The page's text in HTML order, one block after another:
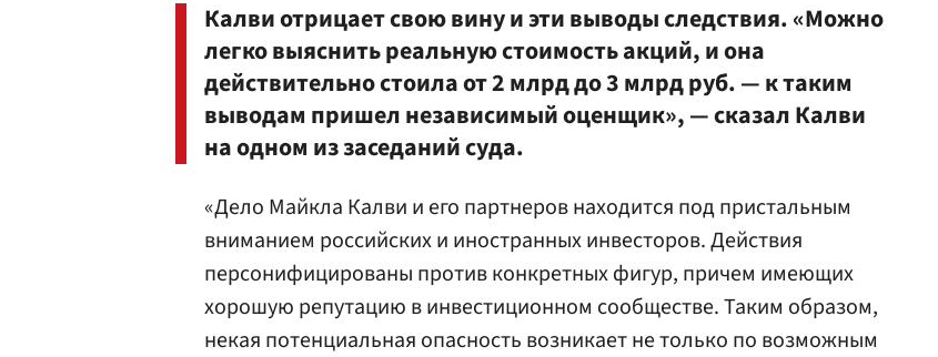
Калви отрицает свою вину и эти выводы следствия. «Можно
легко выяснить реальную стоимость акций, и она
действительно стоила от 2 млрд до 3 млрд руб. — к таким
выводам пришел независимый оценщик», — сказал Калви
на одном из заседаний суда.
«Дело Майкла Калви и его партнеров находится под пристальным
вниманием российских и иностранных инвесторов. Действия
персонифицированы против конкретных фигур, причем имеющих
хорошую репутацию в инвестиционном сообществе. Таким образом,
некая потенциальная опасность возникает не только по возможным